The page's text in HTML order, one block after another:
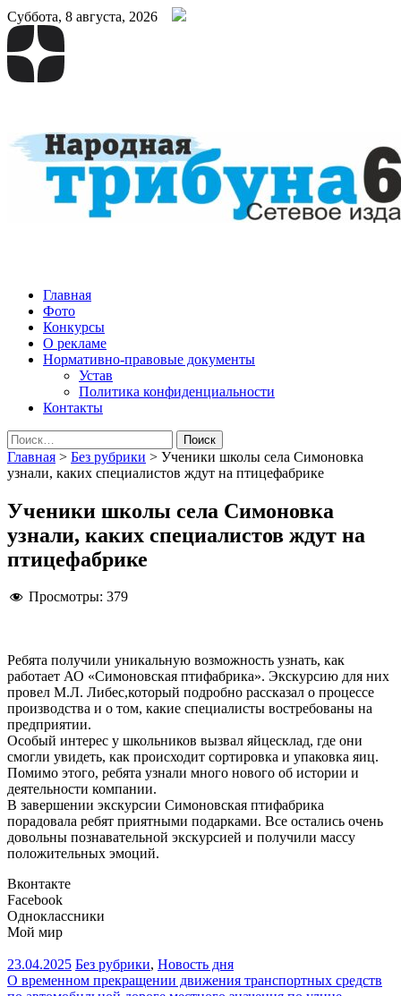
Суббота, 8 августа, 2026
Народная трибуна
Калининская районная газета
Главная
Фото
Конкурсы
О рекламе
Нормативно-правовые документы
Устав
Политика конфиденциальности
Контакты
Найти:
Главная > Без рубрики > Ученики школы села Симоновка
узнали, каких специалистов ждут на птицефабрике
Ученики школы села Симоновка
узнали, каких специалистов ждут на
птицефабрике
Просмотры: 379
Ребята получили уникальную возможность узнать, как
работает АО «Симоновская птифабрика». Экскурсию для них
провел М.Л. Либес,который подробно рассказал о процессе
производства и о том, какие специалисты востребованы на
предприятии.
Особый интерес у школьников вызвал яйцесклад, где они
смогли увидеть, как происходит сортировка и упаковка яиц.
Помимо этого, ребята узнали много нового об истории и
деятельности компании.
В завершении экскурсии Симоновская птифабрика
порадовала ребят приятными подарками. Все остались очень
довольны познавательной экскурсией и получили массу
положительных эмоций.
Вконтакте
Facebook
Одноклассники
Мой мир
23.04.2025 Без рубрики, Новость дня
Навигация
О временном прекращении движения транспортных средств